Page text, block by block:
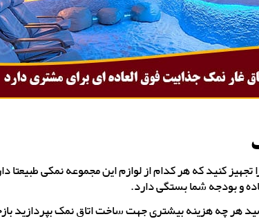
کنید که هر کدام از لوازم این مجموعه نمکی طبیعتا
و بودجه شما بستگی دارد.
هر چه هزینه بیشتری جهت ساخت اتاق نمک بپردازید